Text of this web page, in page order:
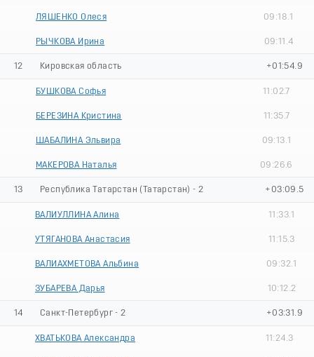
ЛЯШЕНКО Олеся 09:18.1
РЫЧКОВА Ирина 09:11.4
12 Кировская область +01:54.9
БУШКОВА Софья 11:02.7
БЕРЕЗИНА Кристина 11:35.7
ШАБАЛИНА Эльвира 09:13.1
МАКЕРОВА Наталья 09:26.6
13 Республика Татарстан (Татарстан) - 2 +03:09.5
ВАЛИУЛЛИНА Алина 11:33.1
УТЯГАНОВА Анастасия 11:15.3
ВАЛИАХМЕТОВА Альбина 09:32.1
ЗУБАРЕВА Дарья 10:12.2
14 Санкт-Петербург - 2 +03:31.9
ХВАТЬКОВА Александра 11:24.3